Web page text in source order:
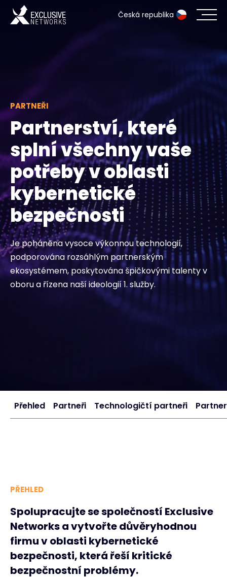
Česká republika
Kybernetická bezpečnost
Zdroje
Společnost
Přihlášení do Partner Portálu
Kontakt
#weareexclusive
PARTNEŘI
Partnerství, které
splní všechny vaše
potřeby v oblasti
kybernetické
bezpečnosti
Je poháněna vysoce výkonnou technologií,
podporována rozsáhlým partnerským
ekosystémem, poskytována špičkovými talenty v
oboru a řízena naší ideologií 1. služby.
Přehled Partneři Technologičtí partneři
PŘEHLED
Spolupracujte se společností Exclusive
Networks a vytvořte důvěryhodnou
firmu v oblasti kybernetické
bezpečnosti, která řeší kritické
bezpečnostní problémy.